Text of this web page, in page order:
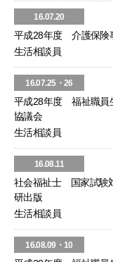
16.07.20
平成28年度 介護保険
生活相談員
16.07.25・26
平成28年度 福祉職員
協議会
生活相談員
16.08.11
社会福祉士 国家試験
研出版
生活相談員
16.08.09・10